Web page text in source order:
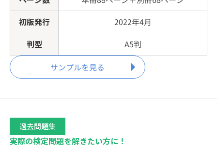
初版発行
2022年4月
判型
A5判
サンプルを見る
過去問題集
実際の検定問題を解きたい方に！